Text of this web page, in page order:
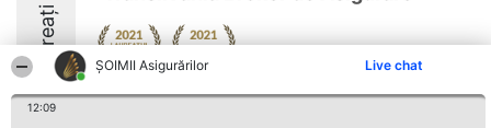
ȘOIMII Asigurărilor Live chat
12:09
Laureați